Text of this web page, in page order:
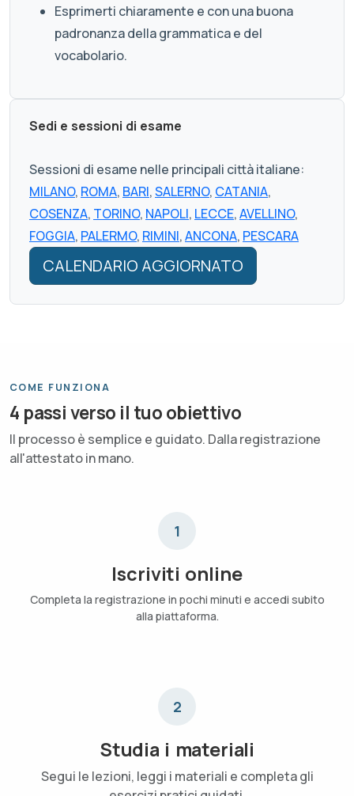
Esprimerti chiaramente e con una buona
padronanza della grammatica e del
vocabolario.
Sedi e sessioni di esame
Sessioni di esame nelle principali città italiane:
MILANO, ROMA, BARI,SALERNO, CATANIA,
COSENZA, TORINO, NAPOLI, LECCE,AVELLINO,
FOGGIA, PALERMO, RIMINI,ANCONA, PESCARA
CALENDARIO AGGIORNATO
COME FUNZIONA
4 passi verso il tuo obiettivo
Il processo è semplice e guidato. Dalla registrazione
all'attestato in mano.
1
Iscriviti online
Completa la registrazione in pochi minuti e accedi subito
alla piattaforma.
2
Studia i materiali
Segui le lezioni, leggi i materiali e completa gli